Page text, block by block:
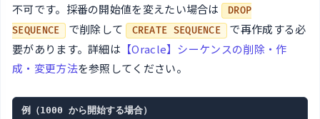
不可です。採番の開始値を変えたい場合は
DROP
SEQUENCE
で削除して CREATE SEQUENCE
で再作成する必
要があります。詳細は 【Oracle】シーケンスの削除・作
成・変更方法を参照してください。
例（1000 から開始する場合）